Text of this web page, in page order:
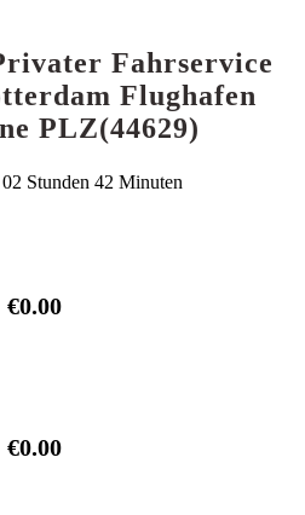
Fahrservice
Flughafen
PLZ(44629)
02 Stunden 42 Minuten
€0.00
€0.00